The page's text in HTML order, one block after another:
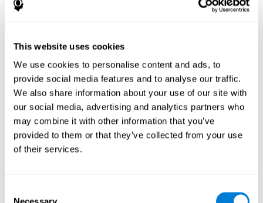
This website uses cookies
We use cookies to personalise content and ads, to
provide social media features and to analyse our traffic.
We also share information about your use of our site with
our social media, advertising and analytics partners who
may combine it with other information that you’ve
provided to them or that they’ve collected from your use
of their services.
professor diz) e visual (principalmente o texto no quadro e
seu trabalho com eficiência. Os artistas são um exemplo
mas qualquer trabalho exigirá, em maior ou menor grau:
varredores, taxistas, designers, polícias, caixas, pedreiros ...
Perceber os estímulos da estrada e os sons do carro é
essencial para uma condução segura.
Essa capacidade permite desenvolver em torno do ambiente
e interagir com ele. Fazer as compras, jogar video-jogos,
cozinhar ou encomendar roupas exige que utilizemos os